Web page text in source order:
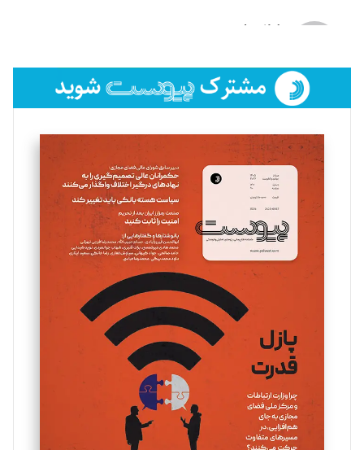
لیلا حنارود
فائزه فتحی رستمی
تحریریه
سروش کرمیان
تحریریه
مینا پاکدل
یسنا امان‌پور
تحریریه
ملینا جعفری
تحریریه